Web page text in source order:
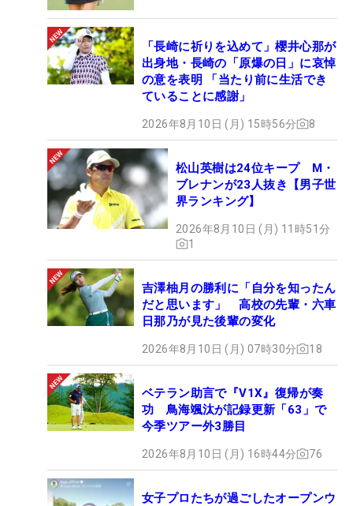
「長崎に祈りを込めて」櫻井心那が
出身地・長崎の「原爆の日」に哀悼
の意を表明 「当たり前に生活でき
ていることに感謝」
2026年8月10日 (月) 15時56分 8
松山英樹は24位キープ M・
ブレナンが23人抜き【男子世
界ランキング】
2026年8月10日 (月) 11時51分
1
吉澤柚月の勝利に「自分を知ったん
だと思います」 高校の先輩・六車
日那乃が見た後輩の変化
2026年8月10日 (月) 07時30分 18
ベテラン助言で『V1X』復帰が奏
功 鳥海颯汰が記録更新「63」で
今季ツアー外3勝目
2026年8月10日 (月) 16時44分 76
女子プロたちが過ごしたオープンウ